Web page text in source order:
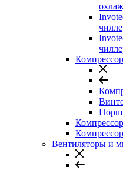
Вентиляторы и